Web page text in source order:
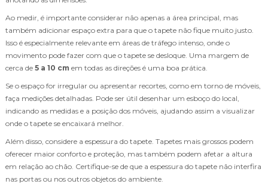
Ao medir, é importante considerar não apenas a área principal, mas
também adicionar espaço extra para que o tapete não fique muito justo.
Isso é especialmente relevante em áreas de tráfego intenso, onde o
movimento pode fazer com que o tapete se desloque. Uma margem de
cerca de 5 a 10 cm em todas as direções é uma boa prática.
Se o espaço for irregular ou apresentar recortes, como em torno de móveis,
faça medições detalhadas. Pode ser útil desenhar um esboço do local,
indicando as medidas e a posição dos móveis, ajudando assim a visualizar
onde o tapete se encaixará melhor.
Além disso, considere a espessura do tapete. Tapetes mais grossos podem
oferecer maior conforto e proteção, mas também podem afetar a altura
em relação ao chão. Certifique-se de que a espessura do tapete não interfira
nas portas ou nos outros objetos do ambiente.